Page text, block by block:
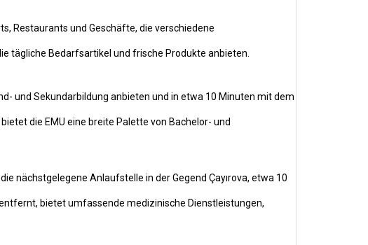
Restaurants und Geschäfte, die verschiedene
tägliche Bedarfsartikel und frische Produkte anbieten.
und Sekundarbildung anbieten und in etwa 10 Minuten mit dem
die EMU eine breite Palette von Bachelor- und
nächstgelegene Anlaufstelle in der Gegend Çayırova, etwa 10
bietet umfassende medizinische Dienstleistungen,